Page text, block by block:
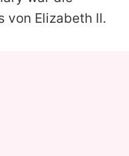
von Elizabeth II.